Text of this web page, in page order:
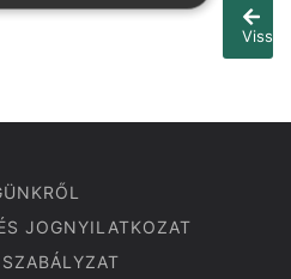
Vissza
JOGNYILATKOZAT